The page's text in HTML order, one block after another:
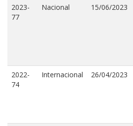
2023-
77
Nacional 15/06/2023
2022-
74
Internacional 26/04/2023